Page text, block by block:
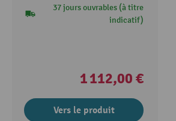
37 jours ouvrables (à titre
indicatif)
1 112,00 €
Vers le produit